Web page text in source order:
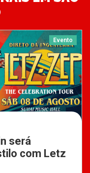
Evento
será
com Letz